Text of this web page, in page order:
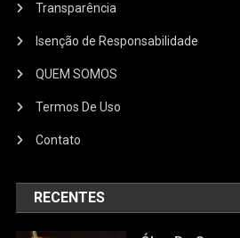
Transparência
Isenção de Responsabilidade
QUEM SOMOS
Termos De Uso
Contato
RECENTES